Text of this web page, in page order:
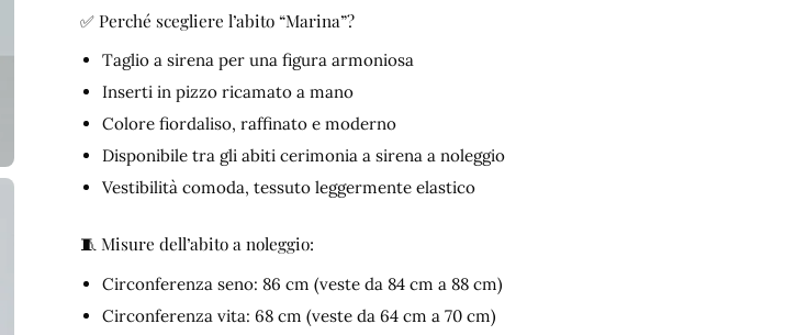
✅ Perché scegliere l’abito “Marina”?
Taglio a sirena per una figura armoniosa
Inserti in pizzo ricamato a mano
Colore fiordaliso, raffinato e moderno
Disponibile tra gli abiti cerimonia a sirena a noleggio
Vestibilità comoda, tessuto leggermente elastico
🧵 Misure dell’abito a noleggio:
Circonferenza seno: 86 cm (veste da 84 cm a 88 cm)
Circonferenza vita: 68 cm (veste da 64 cm a 70 cm)